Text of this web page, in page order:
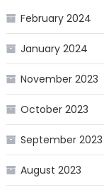
February 2024
January 2024
November 2023
October 2023
September 2023
August 2023